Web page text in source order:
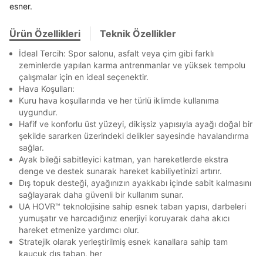
Akbank
Ziraat Bankası Ziraat Bankası 4
QNB QNB
AnadoluBank World 3
Kapat
esner.
Ürün Özellikleri Teknik Özellikler
İdeal Tercih: Spor salonu, asfalt veya çim gibi farklı
zeminlerde yapılan karma antrenmanlar ve yüksek tempolu
çalışmalar için en ideal seçenektir.
Hava Koşulları:
Kuru hava koşullarında ve her türlü iklimde kullanıma
uygundur.
Hafif ve konforlu üst yüzeyi, dikişsiz yapısıyla ayağı doğal bir
şekilde sararken üzerindeki delikler sayesinde havalandırma
sağlar.
Ayak bileği sabitleyici katman, yan hareketlerde ekstra
denge ve destek sunarak hareket kabiliyetinizi artırır.
Dış topuk desteği, ayağınızın ayakkabı içinde sabit kalmasını
sağlayarak daha güvenli bir kullanım sunar.
UA HOVR™ teknolojisine sahip esnek taban yapısı, darbeleri
yumuşatır ve harcadığınız enerjiyi koruyarak daha akıcı
hareket etmenize yardımcı olur.
Stratejik olarak yerleştirilmiş esnek kanallara sahip tam
kauçuk dış taban, her
Beden Seçin
Kapat
Stok Bildirimi
Ürün stoklara geldiğindemail adresinize
bildirim göndereceğiz.
Kapat
Kapat
Kapat
E-posta Adresi *
Sipariş Numaranız *
Sorgula
En az 1 özel karakter
Aşağıdakileri okudum ve kabul ediyorum:
Kişisel verileriniz
Aydınlatma Metni
uyarınca işlenecektir. Kişisel verilerimin Doğuş
Perakende Satış Giyim ve Aksesuar Ticaret A.Ş.
tarafından ticari elektronik ileti gönderilmesi amacıyla
işlenmesini kabul ediyorum.
E-mail
Çağrı Merkezi / Arama
Kişisel verilerimin Doğuş Perakende Satış Giyim ve
Aksesuar Ticaret A.Ş. bünyesinde yer alan
markalara ait ürünlerin bana özel pazarlanması ve
Doğuş Grubu şirketlerinde bulunan pazarlama
verilerimin kişiselleştirilmiş reklamcılık faaliyeti
amacıyla işlenmesini kabul ediyorum.
SMS Onay Kodu
Bilgilerinizi güncellemek için lütfen telefonunuza SMS
ile gelen kodu girerek telefon numaranızı doğrulayın.
SMS Onay Kodu
Bilgilerinizi güncellemek için lütfen telefonunuza SMS
ile gelen kodu girerek telefon numaranızı doğrulayın.